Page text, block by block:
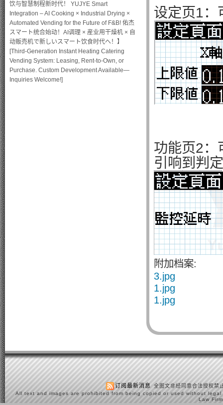
设定页1：
功能页2：
引响到判
附加档案:
3.jpg
1.jpg
1.jpg
饮与智慧制程新时代！ YUJYE Smart
Integration – AI Cooking × Industrial Drying ×
Automated Vending for the Future of F&B! 佑杰
スマート统合始动！AI调理 × 産业用干燥机 × 自
动贩売机で新しいスマート饮食时代へ！】
[Third-Generation Instant Heating Catering
Vending System: Leasing, Rent-to-Own, or
Purchase. Custom Development Available—
Inquiries Welcome!]
订阅最新消息 全图文非经同意合法授权禁
All text and images are prohibited from being copied or used without
Law